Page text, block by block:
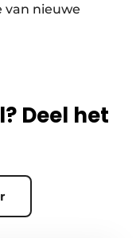
van nieuwe
Deel het